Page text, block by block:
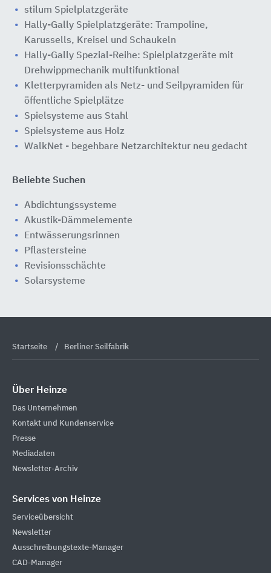
stilum Spielplatzgeräte
Hally-Gally Spielplatzgeräte: Trampoline,
Karussells, Kreisel und Schaukeln
Hally-Gally Spezial-Reihe: Spielplatzgeräte mit
Drehwippmechanik multifunktional
Kletterpyramiden als Netz- und Seilpyramiden für
öffentliche Spielplätze
Spielsysteme aus Stahl
Spielsysteme aus Holz
WalkNet - begehbare Netzarchitektur neu gedacht
Beliebte Suchen
Abdichtungssysteme
Akustik-Dämmelemente
Entwässerungsrinnen
Pflastersteine
Revisionsschächte
Solarsysteme
Startseite Berliner Seilfabrik
Über Heinze
Das Unternehmen
Kontakt und Kundenservice
Presse
Mediadaten
Newsletter-Archiv
Services von Heinze
Serviceübersicht
Newsletter
Ausschreibungstexte-Manager
CAD-Manager